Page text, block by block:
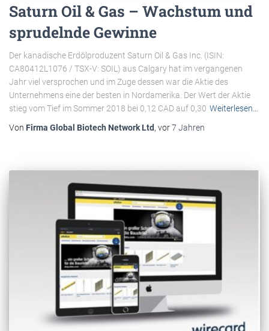
Saturn Oil & Gas – Wachstum und
sprudelnde Gewinne
Der kanadische Erdölproduzent Saturn Oil & Gas Inc. (ISIN:
CA80412L1076 / TSX-V: SOIL) aus Calgary hat im vergangenen
Jahr viel versprochen und im Zuge dessen war die Aktie des
Unternehmens eine der besten in Nordamerika. Der Wert der Aktie
stieg vom Tief im Sommer 2018 bei 0,12 CAD auf 0,30 Weiterlesen…
Von Firma Global Biotech Network Ltd, vor7 Jahren